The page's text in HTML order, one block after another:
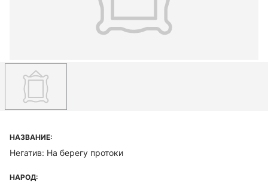
НАЗВАНИЕ:
Негатив: На берегу протоки
НАРОД: